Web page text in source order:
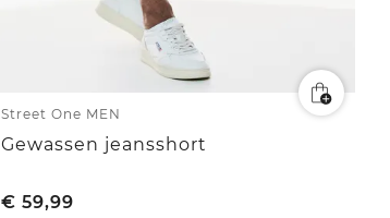
Street One MEN
Gewassen jeansshort
€ 59,99